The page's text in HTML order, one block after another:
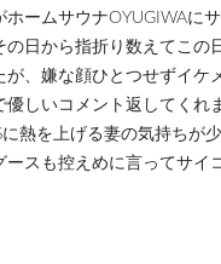
ホームサウナOYUGIWAに
の日から指折り数えてこの
が、嫌な顔ひとつせずイケ
優しいコメント返してくれ
に熱を上げる妻の気持ちが
ースも控えめに言ってサイ